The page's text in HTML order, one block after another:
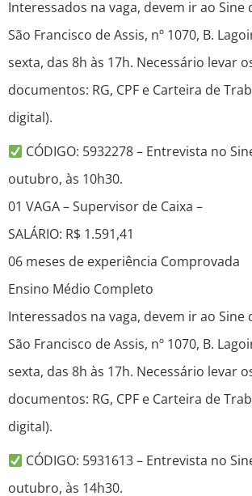
Interessados na vaga, devem ir ao Sine
São Francisco de Assis, nº 1070, B.
sexta, das 8h às 17h. Necessário levar
documentos: RG, CPF e Carteira de
digital).
CÓDIGO: 5932278 – Entrevista no
outubro, às 10h30.
01 VAGA – Supervisor de Caixa –
SALÁRIO: R$ 1.591,41
06 meses de experiência Comprovada
Ensino Médio Completo
Interessados na vaga, devem ir ao Sine
São Francisco de Assis, nº 1070, B.
sexta, das 8h às 17h. Necessário levar
documentos: RG, CPF e Carteira de
digital).
CÓDIGO: 5931613 – Entrevista no
outubro, às 14h30.